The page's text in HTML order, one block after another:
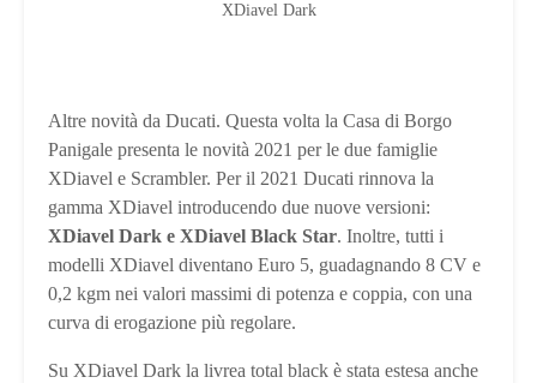
XDiavel Dark
Altre novità da Ducati. Questa volta la Casa di Borgo
Panigale presenta le novità 2021 per le due famiglie
XDiavel e Scrambler. Per il 2021 Ducati rinnova la
gamma XDiavel introducendo due nuove versioni:
XDiavel Dark e XDiavel Black Star. Inoltre, tutti i
modelli XDiavel diventano Euro 5, guadagnando 8 CV e
0,2 kgm nei valori massimi di potenza e coppia, con una
curva di erogazione più regolare.
Su XDiavel Dark la livrea total black è stata estesa anche